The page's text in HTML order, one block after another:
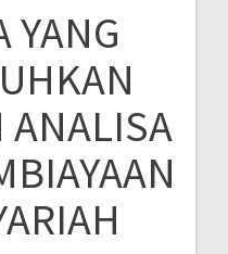
YANG
ANALISA